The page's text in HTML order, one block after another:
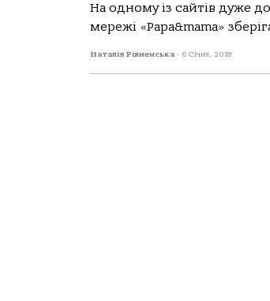
На одному із сайтів дуже
мережі «Papa&mama»
Наталія Рівненська - 6 Січня, 2018